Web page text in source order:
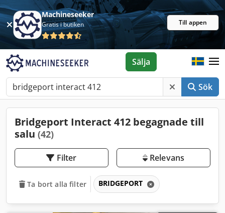
Machineseeker
Gratis i butiken Till appen
Sök
Sälja
Bridgeport Interact 412 begagnade till
salu (42)
Filter Relevans
Ta bort alla filter BRIDGEPORT